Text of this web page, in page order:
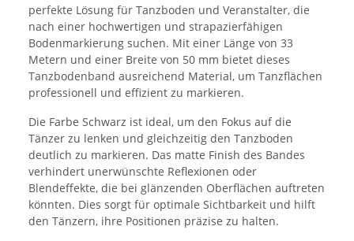
perfekte Lösung für Tanzboden und Veranstalter, die
nach einer hochwertigen und strapazierfähigen
Bodenmarkierung suchen. Mit einer Länge von 33
Metern und einer Breite von 50 mm bietet dieses
Tanzbodenband ausreichend Material, um Tanzflächen
professionell und effizient zu markieren.
Die Farbe Schwarz ist ideal, um den Fokus auf die
Tänzer zu lenken und gleichzeitig den Tanzboden
deutlich zu markieren. Das matte Finish des Bandes
verhindert unerwünschte Reflexionen oder
Blendeffekte, die bei glänzenden Oberflächen auftreten
könnten. Dies sorgt für optimale Sichtbarkeit und hilft
den Tänzern, ihre Positionen präzise zu halten.